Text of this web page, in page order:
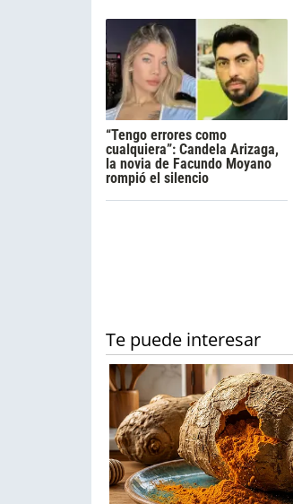
“Tengo errores como
cualquiera”: Candela Arizaga,
la novia de Facundo Moyano
rompió el silencio